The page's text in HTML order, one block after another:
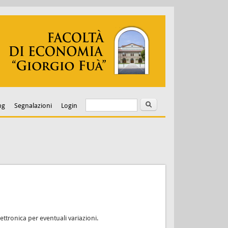
Segnalazioni Login Form di ricerca
Cerca
per eventuali variazioni.